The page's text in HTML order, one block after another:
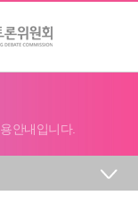
안내입니다.